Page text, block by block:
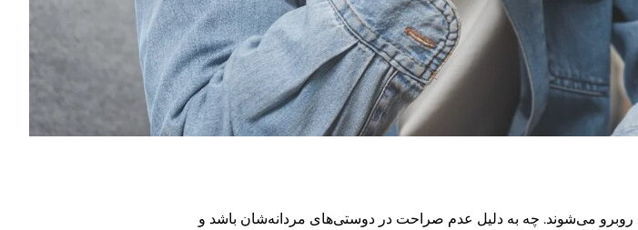
روبرو می‌شوند. چه به دلیل عدم صراحت در دوستی‌های مردانه‌شان باشد و